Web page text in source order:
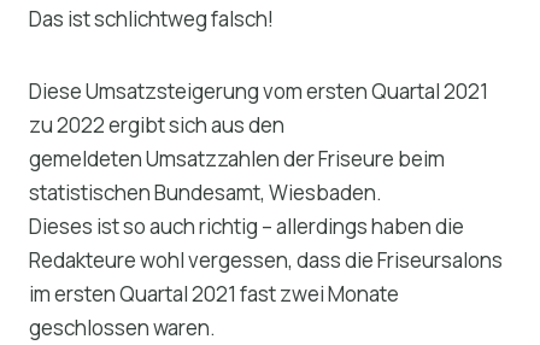
Das ist schlichtweg falsch!
Diese Umsatzsteigerung vom ersten Quartal 2021
zu 2022 ergibt sich aus den
gemeldeten Umsatzzahlen der Friseure beim
statistischen Bundesamt, Wiesbaden.
Dieses ist so auch richtig – allerdings haben die
Redakteure wohl vergessen, dass die Friseursalons
im ersten Quartal 2021 fast zwei Monate
geschlossen waren.